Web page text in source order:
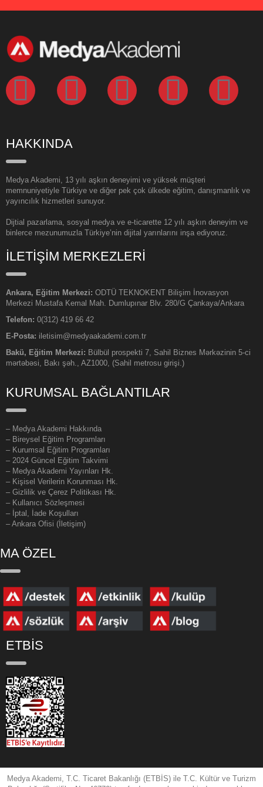
HAKKINDA
Medya Akademi, 13 yılı aşkın deneyimi ve yüksek müşteri
memnuniyetiyle Türkiye ve diğer pek çok ülkede eğitim, danışmanlık ve
yayıncılık hizmetleri sunuyor.
Dijtial pazarlama, sosyal medya ve e-ticarette 12 yılı aşkın deneyim ve
binlerce mezunumuzla Türkiye’nin dijital yarınlarını inşa ediyoruz.
İLETİŞİM MERKEZLERİ
Ankara, Eğitim Merkezi: ODTÜ TEKNOKENT Bilişim İnovasyon
Merkezi Mustafa Kemal Mah. Dumlupınar Blv. 280/G Çankaya/Ankara
Telefon: 0(312) 419 66 42
E-Posta: iletisim@medyaakademi.com.tr
Bakü, Eğitim Merkezi: Bülbül prospekti 7, Sahil Biznes Mərkəzinin 5-ci
mərtəbəsi, Bakı şəh., AZ1000, (Sahil metrosu girişi.)
KURUMSAL BAĞLANTILAR
– Medya Akademi Hakkında
– Bireysel Eğitim Programları
– Kurumsal Eğitim Programları
– 2024 Güncel Eğitim Takvimi
– Medya Akademi Yayınları Hk.
– Kişisel Verilerin Korunması Hk.
– Gizlilik ve Çerez Politikası Hk.
– Kullanıcı Sözleşmesi
– İptal, İade Koşulları
– Ankara Ofisi (İletişim)
MA ÖZEL
ETBİS
Medya Akademi, T.C. Ticaret Bakanlığı (ETBİS) ile T.C. Kültür ve Turizm